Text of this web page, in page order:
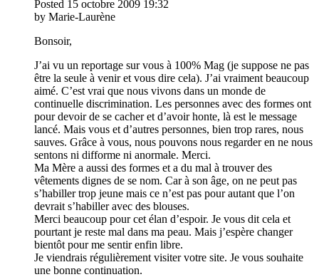
Posted 15 octobre 2009 19:32
by Marie-Laurène
Bonsoir,
J’ai vu un reportage sur vous à 100% Mag (je suppose ne pas
être la seule à venir et vous dire cela). J’ai vraiment beaucoup
aimé. C’est vrai que nous vivons dans un monde de
continuelle discrimination. Les personnes avec des formes ont
pour devoir de se cacher et d’avoir honte, là est le message
lancé. Mais vous et d’autres personnes, bien trop rares, nous
sauves. Grâce à vous, nous pouvons nous regarder en ne nous
sentons ni difforme ni anormale. Merci.
Ma Mère a aussi des formes et a du mal à trouver des
vêtements dignes de se nom. Car à son âge, on ne peut pas
s’habiller trop jeune mais ce n’est pas pour autant que l’on
devrait s’habiller avec des blouses.
Merci beaucoup pour cet élan d’espoir. Je vous dit cela et
pourtant je reste mal dans ma peau. Mais j’espère changer
bientôt pour me sentir enfin libre.
Je viendrais régulièrement visiter votre site. Je vous souhaite
une bonne continuation.